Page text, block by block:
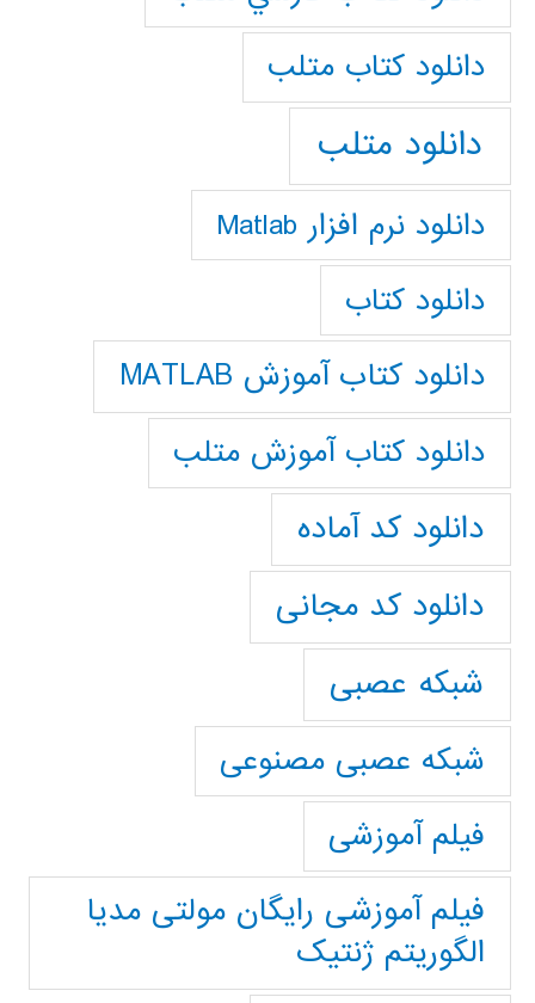
دانلود كتاب متلب
دانلود متلب
دانلود نرم افزار Matlab
دانلود کتاب
دانلود کتاب آموزش MATLAB
دانلود کتاب آموزش متلب
دانلود کد آماده
دانلود کد مجانی
شبکه عصبی
شبکه عصبی مصنوعی
فیلم آموزشی
فیلم آموزشی رایگان مولتی مدیا
الگوریتم ژنتیک